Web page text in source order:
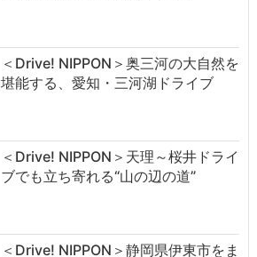
＜Drive! NIPPON＞奥三河の大自然を
堪能する、愛知・三河湖ドライブ
＜Drive! NIPPON＞天理～桜井ドライ
ブでも立ち寄れる“山の辺の道”
＜Drive! NIPPON＞静岡県伊東市をま